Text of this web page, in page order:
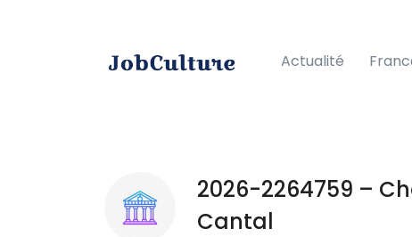
Actualité
2026-2264759 –
Cantal